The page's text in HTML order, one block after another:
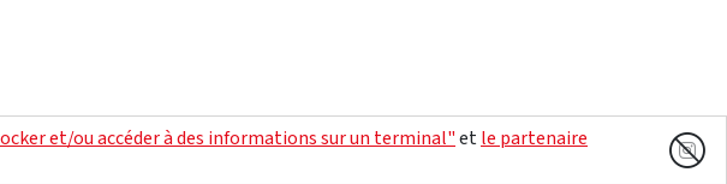
et/ou accéder à des informations sur un terminal"etle partenaire